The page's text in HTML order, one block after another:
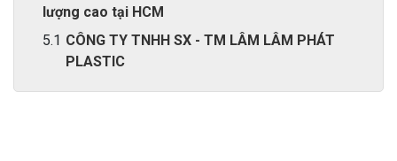
lượng cao tại HCM
CÔNG TY TNHH SX - TM LÂM LÂM PHÁT
PLASTIC